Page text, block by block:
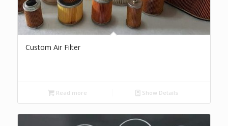
Custom Air Filter
Read more Show Details